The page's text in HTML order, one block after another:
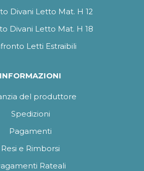
Divani Letto Mat. H 12
Divani Letto Mat. H 18
Letti Estraibili
INFORMAZIONI
del produttore
Spedizioni
Pagamenti
Resi e Rimborsi
Rateali